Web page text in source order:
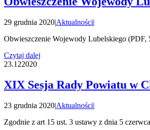
29 grudnia 2020|Aktualności|
Obwieszczenie Wojewody Lubelskiego (PDF,
Czytaj dalej
23.122020
XIX Sesja Rady Powiatu w
23 grudnia 2020|Aktualności|
Zgodnie z art 15 ust. 3 ustawy z dnia 5